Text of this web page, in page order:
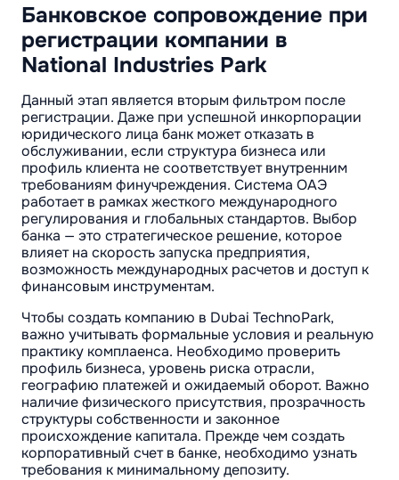
Банковское сопровождение при
регистрации компании в
National Industries Park
Данный этап является вторым фильтром после
регистрации. Даже при успешной инкорпорации
юридического лица банк может отказать в
обслуживании, если структура бизнеса или
профиль клиента не соответствует внутренним
требованиям финучреждения. Система ОАЭ
работает в рамках жесткого международного
регулирования и глобальных стандартов. Выбор
банка — это стратегическое решение, которое
влияет на скорость запуска предприятия,
возможность международных расчетов и доступ к
финансовым инструментам.
Чтобы создать компанию в Dubai TechnoPark,
важно учитывать формальные условия и реальную
практику комплаенса. Необходимо проверить
профиль бизнеса, уровень риска отрасли,
географию платежей и ожидаемый оборот. Важно
наличие физического присутствия, прозрачность
структуры собственности и законное
происхождение капитала. Прежде чем создать
корпоративный счет в банке, необходимо узнать
требования к минимальному депозиту.